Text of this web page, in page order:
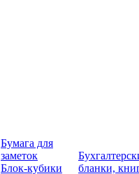
Бумага для
заметок
Блок-кубики
бланки,